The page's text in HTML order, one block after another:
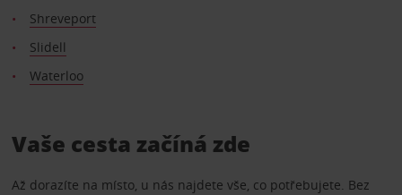
Shreveport
Slidell
Waterloo
Vaše cesta začíná zde
Až dorazíte na místo, u nás najdete vše, co potřebujete. Bez